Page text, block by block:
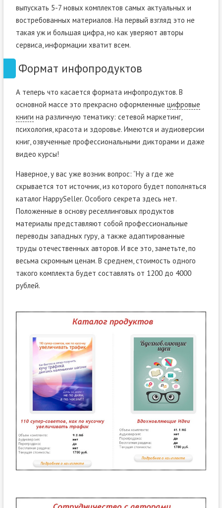
выпускать 5-7 новых комплектов самых актуальных и
востребованных материалов. На первый взгляд это не
такая уж и большая цифра, но как уверяют авторы
сервиса, информации хватит всем.
Формат инфопродуктов
А теперь что касается формата инфопродуктов. В
основной массе это прекрасно оформленные цифровые
книги на различную тематику: сетевой маркетинг,
психология, красота и здоровье. Имеются и аудиоверсии
книг, озвученные профессиональными дикторами и даже
видео курсы!
Наверное, у вас уже возник вопрос: “Ну а где же
скрывается тот источник, из которого будет пополняться
каталог HappySeller. Особого секрета здесь нет.
Положенные в основу реселлинговых продуктов
материалы представляют собой профессиональные
переводы западных гуру, а также адаптированные
труды отечественных авторов. И все это, заметьте, по
весьма скромным ценам. В среднем, стоимость одного
такого комплекта будет составлять от 1200 до 4000
рублей.